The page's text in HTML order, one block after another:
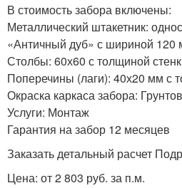
В стоимость забора включены:
Металлический штакетник:
«Античный дуб» с шириной 120
Столбы: 60х60 с толщиной
Поперечины (лаги): 40х20 мм с
Окраска каркаса забора:
Услуги: Монтаж
Гарантия на забор 12 месяцев
Заказать детальный расчет
Цена: от 2 803 руб. за п.м.